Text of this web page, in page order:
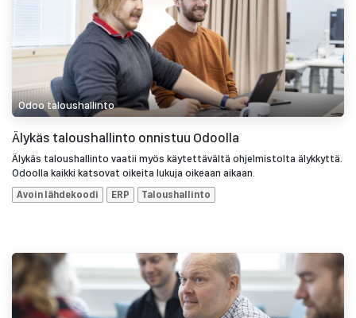
Odoo taloushallinto
Älykäs taloushallinto onnistuu Odoolla
Älykäs taloushallinto vaatii myös käytettävältä ohjelmistolta älykkyttä.
Odoolla kaikki katsovat oikeita lukuja oikeaan aikaan.
Avoin lähdekoodi
ERP Taloushallinto